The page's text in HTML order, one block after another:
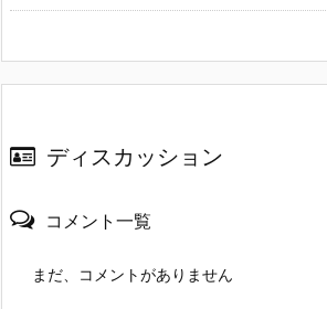
ディスカッション
コメント一覧
まだ、コメントがありません